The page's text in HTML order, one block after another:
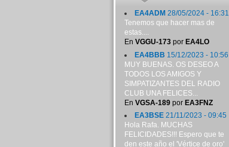
EA4ADM 28/05/2024 - 16:31
Tenemos que hacer mas de
estas....
En VGGU-173por EA4LO
EA4BBB 15/12/2023 - 10:56
MUY BUENAS. OS DESEO A
TODOS LOS AMIGOS Y
SIMPATIZANTES DEL RADIO
CLUB UNA FELICES...
En VGSA-189por EA3FNZ
EA3BSE21/11/2023 - 09:45
Hola Rafa. MUCHAS
FELICIDADES!!! Espero que te
den este año el 'Vértice de oro'